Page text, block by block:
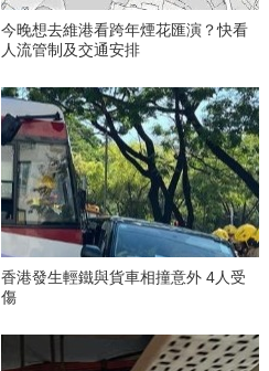
今晚想去維港看跨年煙花匯演？快看
人流管制及交通安排
香港發生輕鐵與貨車相撞意外 4人受
傷